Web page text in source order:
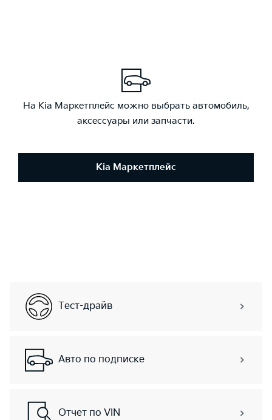
На Kia Маркетплейс можно выбрать автомобиль,
аксессуары или запчасти.
Kia Маркетплейс
Тест-драйв
Авто по подписке
Отчет по VIN